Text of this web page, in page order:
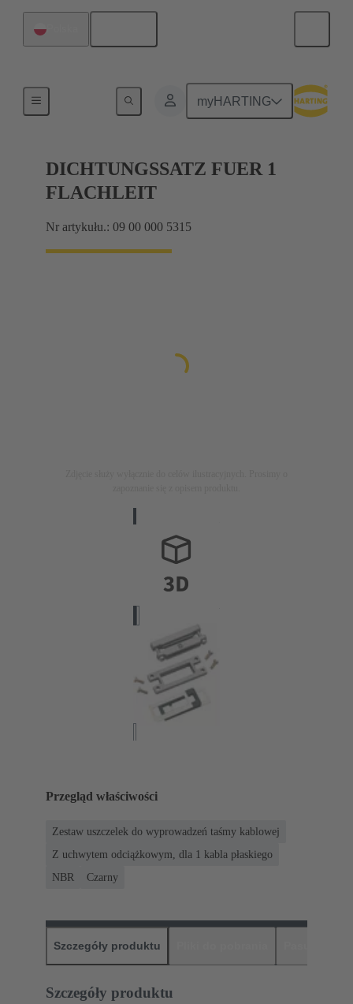
myHARTING
DICHTUNGSSATZ FUER 1
FLACHLEIT
Nr artykułu.: 09 00 000 5315
Przegląd właściwości
Zestaw uszczelek do wyprowadzeń taśmy kablowej
Z uchwytem odciążkowym, dla 1 kabla płaskiego
NBR
Czarny
Szczegóły produktu
Szczegóły produktu